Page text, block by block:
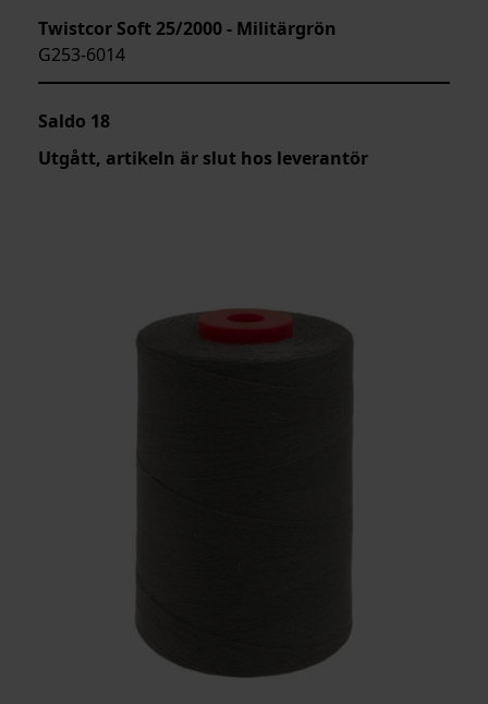
Twistcor Soft 25/2000 - Militärgrön
G253-6014
Saldo 18
Utgått, artikeln är slut hos leverantör